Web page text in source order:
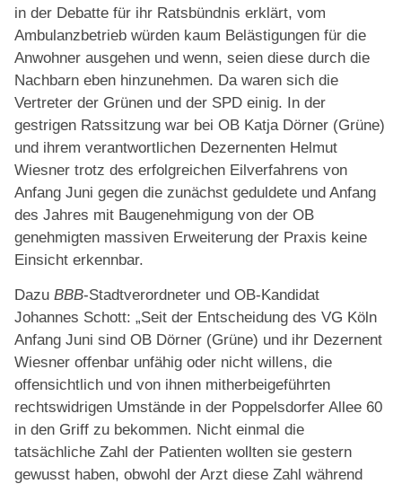
in der Debatte für ihr Ratsbündnis erklärt, vom
Ambulanzbetrieb würden kaum Belästigungen für die
Anwohner ausgehen und wenn, seien diese durch die
Nachbarn eben hinzunehmen. Da waren sich die
Vertreter der Grünen und der SPD einig. In der
gestrigen Ratssitzung war bei OB Katja Dörner (Grüne)
und ihrem verantwortlichen Dezernenten Helmut
Wiesner trotz des erfolgreichen Eilverfahrens von
Anfang Juni gegen die zunächst geduldete und Anfang
des Jahres mit Baugenehmigung von der OB
genehmigten massiven Erweiterung der Praxis keine
Einsicht erkennbar.
Dazu BBB-Stadtverordneter und OB-Kandidat
Johannes Schott: „Seit der Entscheidung des VG Köln
Anfang Juni sind OB Dörner (Grüne) und ihr Dezernent
Wiesner offenbar unfähig oder nicht willens, die
offensichtlich und von ihnen mitherbeigeführten
rechtswidrigen Umstände in der Poppelsdorfer Allee 60
in den Griff zu bekommen. Nicht einmal die
tatsächliche Zahl der Patienten wollten sie gestern
gewusst haben, obwohl der Arzt diese Zahl während